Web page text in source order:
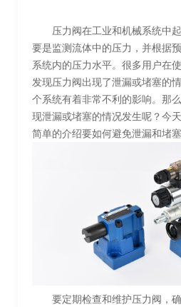
压力阀在工业和机械系统中起
要是监测流体中的压力，并根据
系统内的压力水平。很多用户在
发现压力阀出现了泄漏或堵塞的
个系统有着非常不利的影响。那
现泄漏或堵塞的情况发生呢？今天
简单的介绍要如何避免泄漏和堵塞
要定期检查和维护压力阀，确